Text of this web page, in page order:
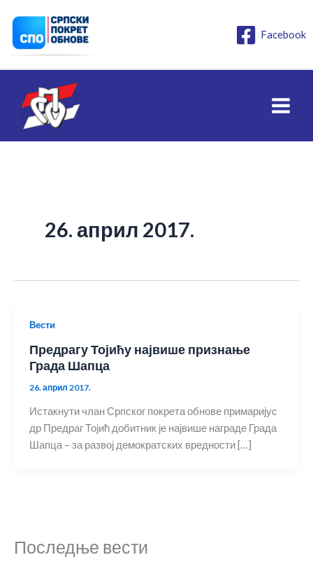
садржај
Facebook
26. април 2017.
Вести
Предрагу Тојићу највише признање
Града Шапца
26. април 2017.
Истакнути члан Српског покрета обнове примаријус
др Предраг Тојић добитник је највише награде Града
Шапца – за развој демократских вредности […]
Последње вести